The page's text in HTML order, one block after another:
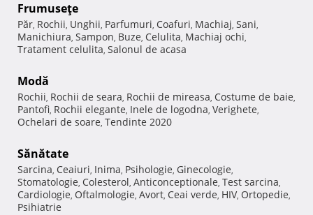
Frumuseţe
Păr, Rochii, Unghii, Parfumuri, Coafuri, Machiaj, Sani,
Manichiura, Sampon, Buze, Celulita, Machiaj ochi,
Tratament celulita, Salonul de acasa
Modă
Rochii, Rochii de seara, Rochii de mireasa, Costume de baie,
Pantofi, Rochii elegante, Inele de logodna, Verighete,
Ochelari de soare, Tendinte 2020
Sănătate
Sarcina, Ceaiuri, Inima, Psihologie, Ginecologie,
Stomatologie, Colesterol, Anticonceptionale, Test sarcina,
Cardiologie, Oftalmologie, Avort, Ceai verde, HIV, Ortopedie,
Psihiatrie